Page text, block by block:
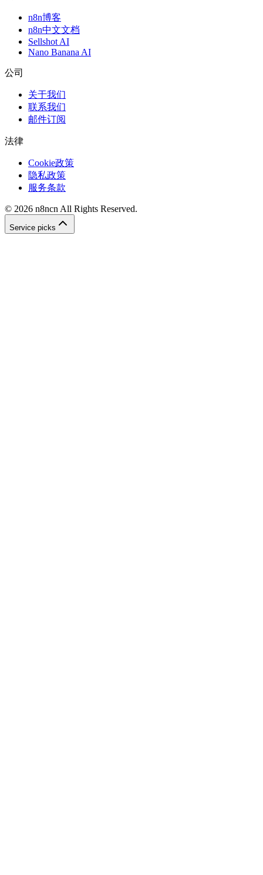
n8n博客
n8n中文文档
Sellshot AI
Nano Banana AI
公司
关于我们
联系我们
邮件订阅
法律
Cookie政策
隐私政策
服务条款
© 2026 n8ncn All Rights Reserved.
Service picks